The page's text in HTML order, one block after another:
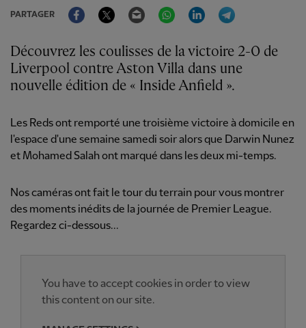
PARTAGER
FacebookTwitter Email WhatsAppLinkedIn
Découvrez les coulisses de la victoire 2-0 de
Liverpool contre Aston Villa dans une
nouvelle édition de « Inside Anfield ».
Les Reds ont remporté une troisième victoire à domicile en
l'espace d'une semaine samedi soir alors que Darwin Nunez
et Mohamed Salah ont marqué dans les deux mi-temps.
Nos caméras ont fait le tour du terrain pour vous montrer
des moments inédits de la journée de Premier League.
Regardez ci-dessous...
You have to accept cookies in order to view
this content on our site.